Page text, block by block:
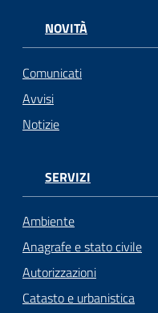
NOVITÀ
Comunicati
Avvisi
Notizie
SERVIZI
Ambiente
Anagrafe e stato civile
Autorizzazioni
Catasto e urbanistica